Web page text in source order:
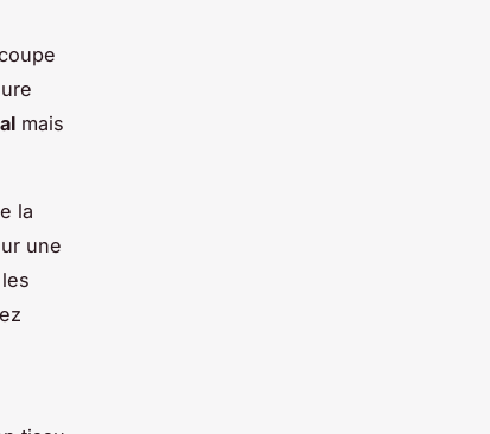
mais
la
une